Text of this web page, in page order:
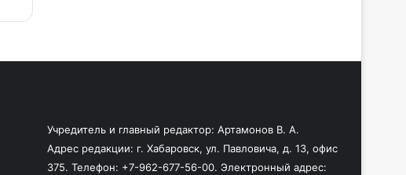
Учредитель и главный редактор: Артамонов В. А.
Адрес редакции: г. Хабаровск, ул. Павловича, д. 13, офис
375. Телефон: +7-962-677-56-00. Электронный адрес: